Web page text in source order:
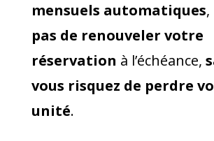
mensuels automatiques,
pas de renouveler votre
réservation à l’échéance,
vous risquez de perdre
unité.